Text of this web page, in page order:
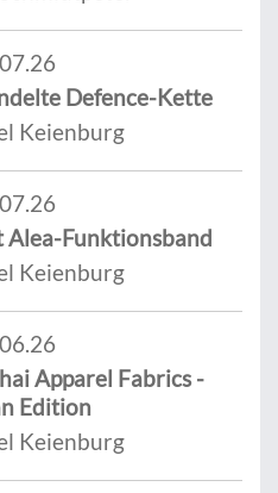
Defence-Kette
Keienburg
Alea-Funktionsband
Keienburg
Apparel Fabrics -
Edition
Keienburg